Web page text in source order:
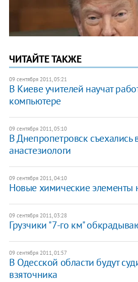
ЧИТАЙТЕ ТАКЖЕ
09 сентября 2011, 05:21
​В Киеве учителей научат
компьютере
09 сентября 2011, 05:10
В Днепропетровск съехались
анастезиологи
09 сентября 2011, 04:10
Новые химические элементы
09 сентября 2011, 03:28
Грузчики "7-го км"
09 сентября 2011, 01:57
В Одесской области будут
взяточника